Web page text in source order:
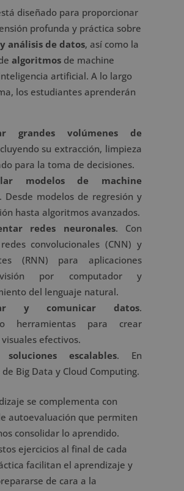
diseñado para proporcionar
profunda y práctica sobre
análisis de datos, así como la
algoritmosde machine
artificial. A lo largo
los estudiantes aprenderán
grandes volúmenes de
su extracción, limpieza
para la toma de decisiones.
modelos de machine
Desde modelos de regresión y
hasta algoritmos avanzados.
redes neuronales. Con
convolucionales (CNN) y
(RNN) para aplicaciones
por computador y
del lenguaje natural.
y comunicar datos.
herramientas para crear
efectivos.
soluciones escalables. En
Big Data y Cloud Computing.
se complementa con
autoevaluación que permiten
consolidar lo aprendido.
ejercicios al final de cada
facilitan el aprendizaje y
de cara a la